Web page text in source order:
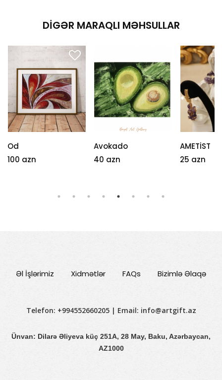
DIGƏR MARAQLI MƏHSULLAR
Od
100 azn
Avokado
40 azn
AMETİST
25 azn
Əl İşlərimiz Xidmətlər FAQs Bizimlə Əlaqə
Telefon: +994552660205 | Email: info@artgift.az
Ünvan: Dilarə Əliyeva küç 251A, 28 May, Baku, Azərbaycan,
AZ1000